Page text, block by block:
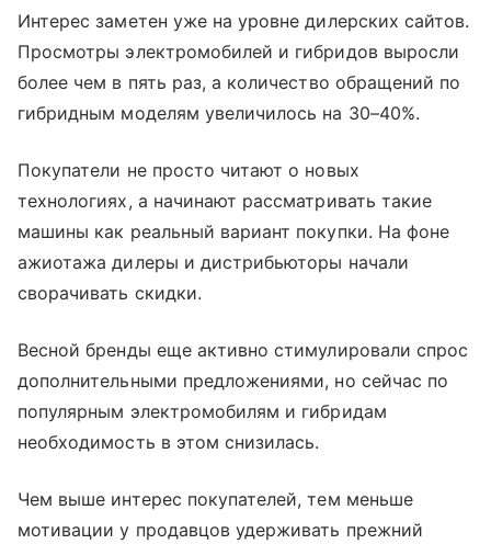
Интерес заметен уже на уровне дилерских сайтов.
Просмотры электромобилей и гибридов выросли
более чем в пять раз, а количество обращений по
гибридным моделям увеличилось на 30–40%.
Покупатели не просто читают о новых
технологиях, а начинают рассматривать такие
машины как реальный вариант покупки. На фоне
ажиотажа дилеры и дистрибьюторы начали
сворачивать скидки.
Весной бренды еще активно стимулировали спрос
дополнительными предложениями, но сейчас по
популярным электромобилям и гибридам
необходимость в этом снизилась.
Чем выше интерес покупателей, тем меньше
мотивации у продавцов удерживать прежний